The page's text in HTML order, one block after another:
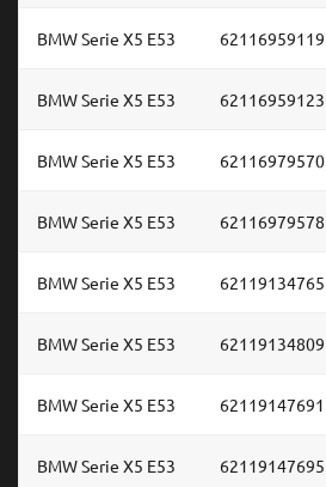
BMW Serie X5 E53 62116959119
BMW Serie X5 E53 62116959123
BMW Serie X5 E53 62116979570
BMW Serie X5 E53 62116979578
BMW Serie X5 E53 62119134765
BMW Serie X5 E53 62119134809
BMW Serie X5 E53 62119147691
BMW Serie X5 E53 62119147695